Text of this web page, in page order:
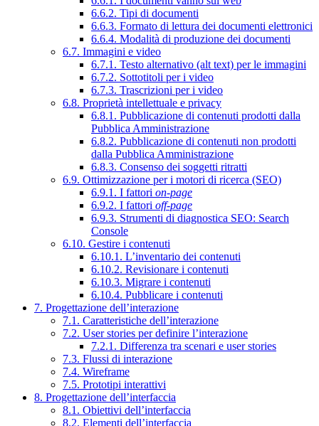
6.6.2. Tipi di documenti
6.6.3. Formato di lettura dei documenti elettronici
6.6.4. Modalità di produzione dei documenti
6.7. Immagini e video
6.7.1. Testo alternativo (alt text) per le immagini
6.7.2. Sottotitoli per i video
6.7.3. Trascrizioni per i video
6.8. Proprietà intellettuale e privacy
6.8.1. Pubblicazione di contenuti prodotti dalla
Pubblica Amministrazione
6.8.2. Pubblicazione di contenuti non prodotti
dalla Pubblica Amministrazione
6.8.3. Consenso dei soggetti ritratti
6.9. Ottimizzazione per i motori di ricerca (SEO)
6.9.1. I fattori on-page
6.9.2. I fattori off-page
6.9.3. Strumenti di diagnostica SEO: Search
Console
6.10. Gestire i contenuti
6.10.1. L’inventario dei contenuti
6.10.2. Revisionare i contenuti
6.10.3. Migrare i contenuti
6.10.4. Pubblicare i contenuti
7. Progettazione dell’interazione
7.1. Caratteristiche dell’interazione
7.2. User stories per definire l’interazione
7.2.1. Differenza tra scenari e user stories
7.3. Flussi di interazione
7.4. Wireframe
7.5. Prototipi interattivi
8. Progettazione dell’interfaccia
8.1. Obiettivi dell’interfaccia
8.2. Elementi dell’interfaccia